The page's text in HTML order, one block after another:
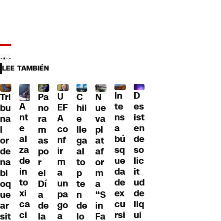
LEE TAMBIÉN
Tri
bu
na
l
or
de
na
bl
oq
ue
ar
sit
A
nt
e
al
za
de
in
to
xi
ca
ci
Pa
no
ra
m
as
po
r
el
Dí
a
de
la
U
EF
A
co
nf
ir
m
a
un
pa
go
a
C
hil
e
lle
ga
al
to
p
te
n
de
lo
N
ue
va
pl
at
af
or
m
a
“S
in
Fa
In
te
ns
a
bú
sq
ue
da
de
ex
cu
rsi
D
es
ist
en
de
so
lic
it
ud
de
liq
ui